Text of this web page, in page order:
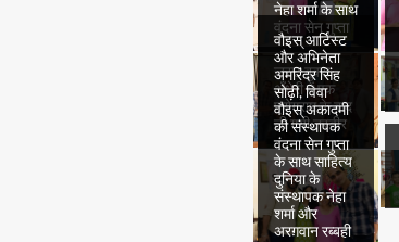
नेहा शर्मा के साथ
वंदना सेन गुप्ता
जस्ट बुक्स
अँधेरी में एक
प्रोग्राम के बाद
ली गयी तस्वीर
वौइस् आर्टिस्ट
और अभिनेता
अमरिंदर सिंह
सोढ़ी, विवा
वौइस् अकादमी
की संस्थापक
वंदना सेन गुप्ता
के साथ साहित्य
दुनिया के
संस्थापक नेहा
शर्मा और
अरग़वान रब्बही